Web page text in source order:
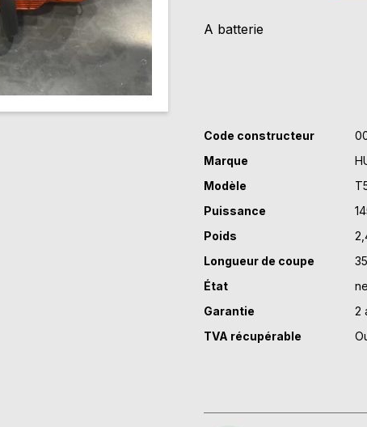
T535iXP
A batterie
Code constructeur
Marque
Modèle
Puissance
Poids
Longueur de coupe
État
Garantie
2
TVA récupérable